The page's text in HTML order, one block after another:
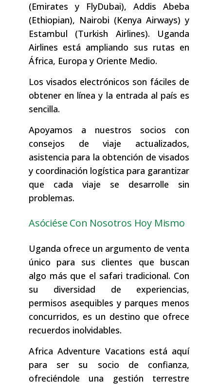
(Emirates y FlyDubai), Addis Abeba
(Ethiopian), Nairobi (Kenya Airways) y
Estambul (Turkish Airlines). Uganda
Airlines está ampliando sus rutas en
África, Europa y Oriente Medio.
Los visados electrónicos son fáciles de
obtener en línea y la entrada al país es
sencilla.
Apoyamos a nuestros socios con
consejos de viaje actualizados,
asistencia para la obtención de visados
y coordinación logística para garantizar
que cada viaje se desarrolle sin
problemas.
Asóciése Con Nosotros Hoy Mismo
Uganda ofrece un argumento de venta
único para sus clientes que buscan
algo más que el safari tradicional. Con
su diversidad de experiencias,
permisos asequibles y parques menos
concurridos, es un destino que ofrece
recuerdos inolvidables.
Africa Adventure Vacations está aquí
para ser su socio de confianza,
ofreciéndole una gestión terrestre